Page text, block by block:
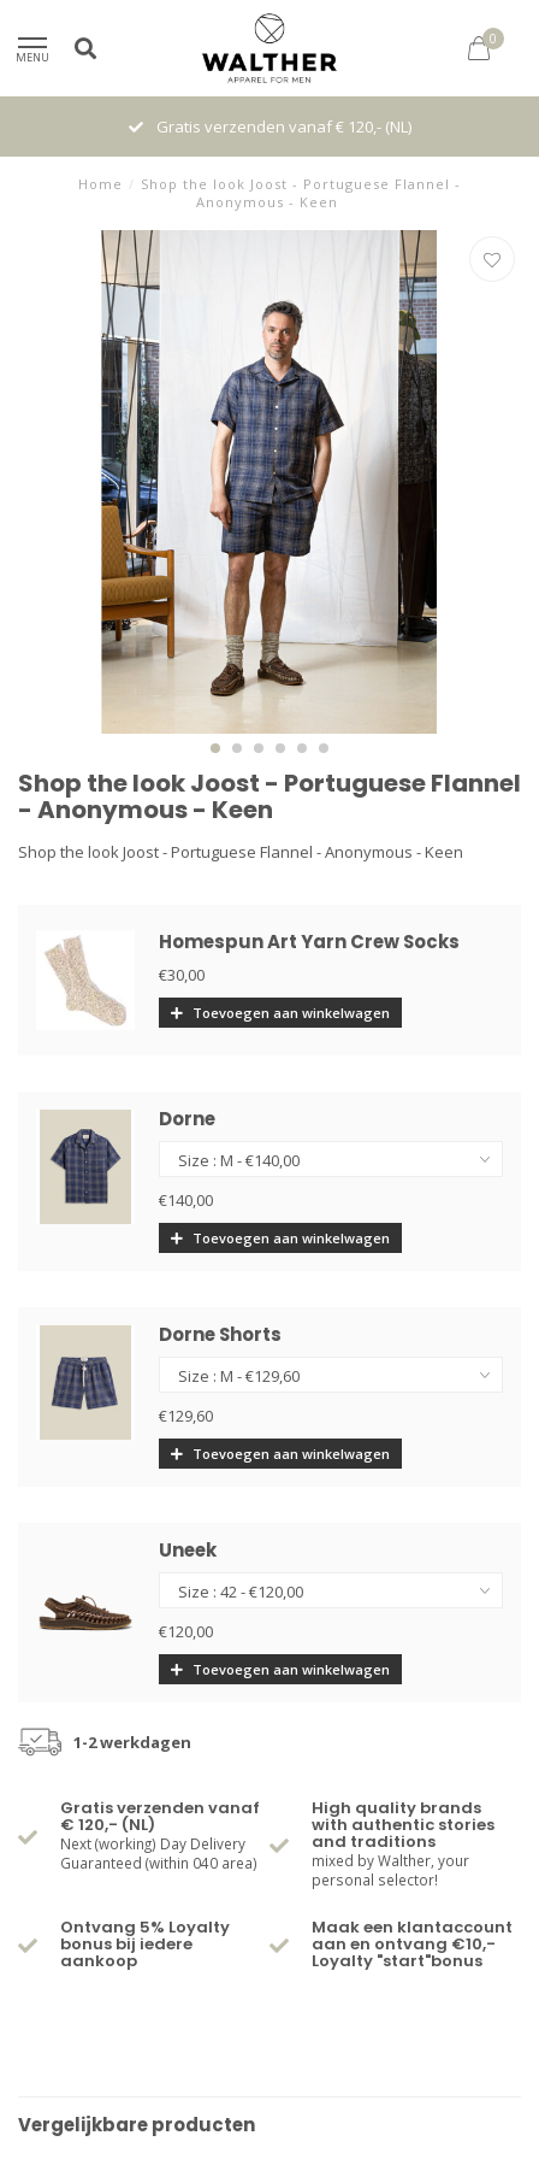
MENU
0
Gratis verzenden vanaf € 120,- (NL)
Home / Shop the look Joost - Portuguese Flannel -
Anonymous - Keen
Shop the look Joost - Portuguese Flannel
- Anonymous - Keen
Shop the look Joost - Portuguese Flannel - Anonymous - Keen
Homespun Art Yarn Crew Socks
€30,00
Toevoegen aan winkelwagen
Dorne
€140,00
Toevoegen aan winkelwagen
Dorne Shorts
€129,60
Toevoegen aan winkelwagen
Uneek
€120,00
Toevoegen aan winkelwagen
1-2 werkdagen
Gratis verzenden vanaf
€ 120,- (NL)
Next (working) Day Delivery
Guaranteed (within 040 area)
High quality brands
with authentic stories
and traditions
mixed by Walther, your
personal selector!
Ontvang 5% Loyalty
bonus bij iedere
aankoop
Maak een klantaccount
aan en ontvang €10,-
Loyalty "start"bonus
Vergelijkbare producten